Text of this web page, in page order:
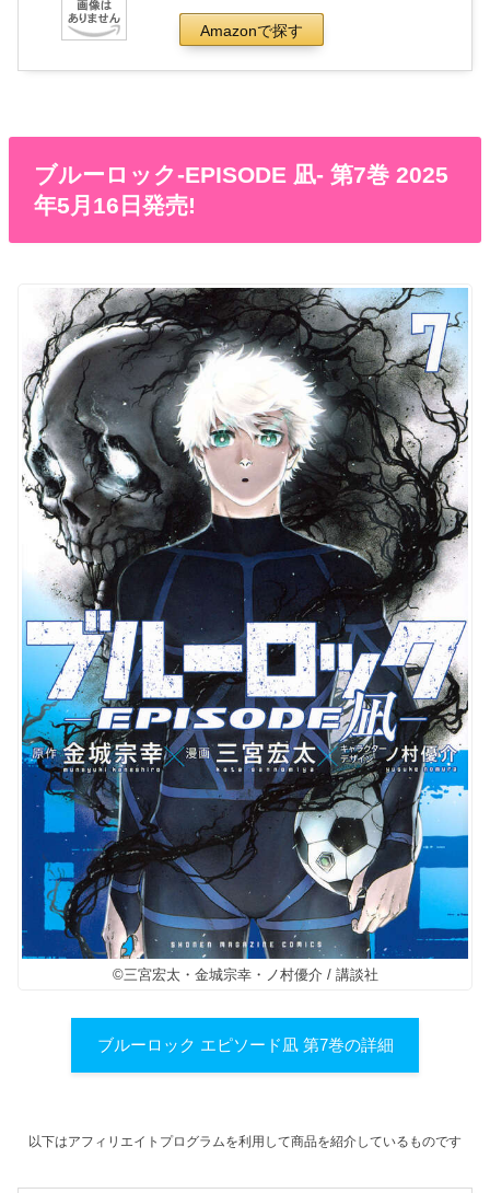
Amazonで探す
ブルーロック-EPISODE 凪- 第7巻 2025
年5月16日発売!
©三宮宏太・金城宗幸・ノ村優介 / 講談社
ブルーロック エピソード凪 第7巻の詳細
以下はアフィリエイトプログラムを利用して商品を紹介しているものです